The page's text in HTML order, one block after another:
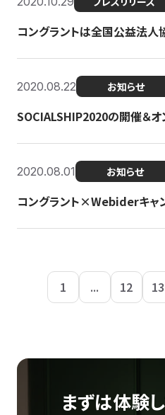
コングラントは全国公益法人
2020.08.22 お知らせ
SOCIALSHIP2020の開催＆
2020.08.01 お知らせ
コングラント×Webiderキャ
1 ... 12 13
まずは体験